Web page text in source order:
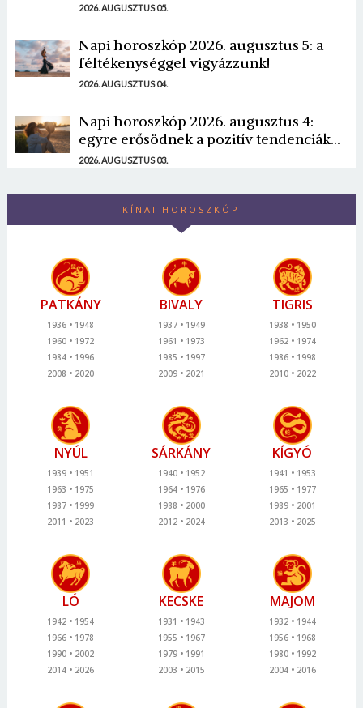
2026. AUGUSZTUS 05.
Napi horoszkóp 2026. augusztus 5: a
féltékenységgel vigyázzunk!
2026. AUGUSZTUS 04.
Napi horoszkóp 2026. augusztus 4:
egyre erősödnek a pozitív tendenciák...
2026. AUGUSZTUS 03.
KÍNAI HOROSZKÓP
PATKÁNY
1936
1948
1960
1972
1984
1996
2008
2020
BIVALY
1937
1949
1961
1973
1985
1997
2009
2021
TIGRIS
1938
1950
1962
1974
1986
1998
2010
2022
NYÚL
1939
1951
1963
1975
1987
1999
2011
2023
SÁRKÁNY
1940
1952
1964
1976
1988
2000
2012
2024
KÍGYÓ
1941
1953
1965
1977
1989
2001
2013
2025
LÓ
1942
1954
1966
1978
1990
2002
2014
2026
KECSKE
1931
1943
1955
1967
1979
1991
2003
2015
MAJOM
1932
1944
1956
1968
1980
1992
2004
2016